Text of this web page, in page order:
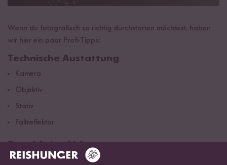
Wenn du fotografisch so richtig durchstarten möchtest, haben
wir hier ein paar Profi-Tipps:
Technische Austattung
Kamera
Objektiv
Stativ
Faltreflektor
Das richtige Licht
Fotografiere am besten bei Tageslicht am Fenster, möglichst